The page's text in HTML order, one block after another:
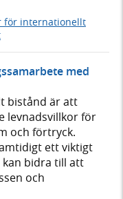
för internationellt
med
bistånd är att
levnadsvillkor för
och förtryck.
ett viktigt
bidra till att
och